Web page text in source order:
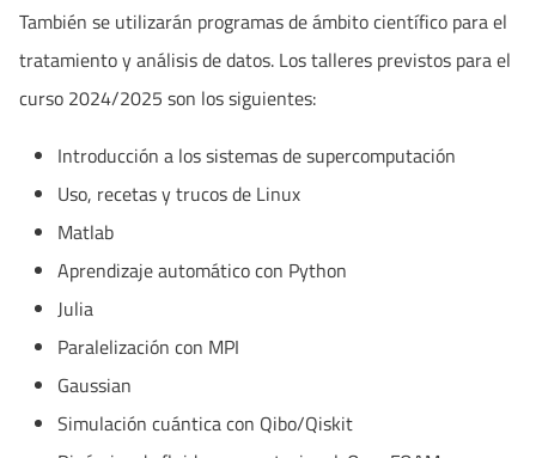
También se utilizarán programas de ámbito científico para el
tratamiento y análisis de datos. Los talleres previstos para el
curso 2024/2025 son los siguientes:
Introducción a los sistemas de supercomputación
Uso, recetas y trucos de Linux
Matlab
Aprendizaje automático con Python
Julia
Paralelización con MPI
Gaussian
Simulación cuántica con Qibo/Qiskit